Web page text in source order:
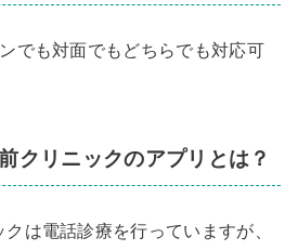
でも対面でもどちらでも対応可
クリニックのアプリとは？
は電話診療を行っていますが、